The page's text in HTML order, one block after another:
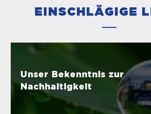
EINSCHLÄGIGE
Unser Bekenntnis zur
Nachhaltigkeit